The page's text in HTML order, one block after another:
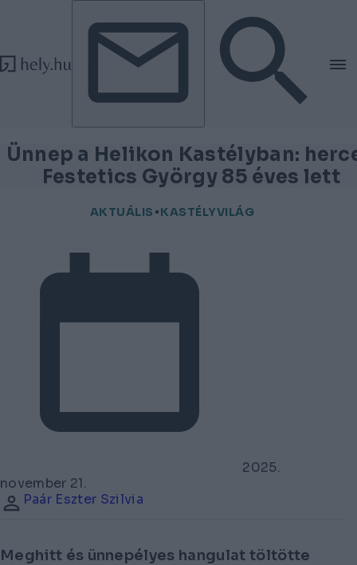
Tovább a tartalomhoz
Tovább a lábléchez
Ünnep a Helikon Kastélyban:
Festetics György 85 éves lett
AKTUÁLIS KASTÉLYVILÁG
2025.
november 21.
Paár Eszter Szilvia
Meghitt és ünnepélyes hangulat töltötte